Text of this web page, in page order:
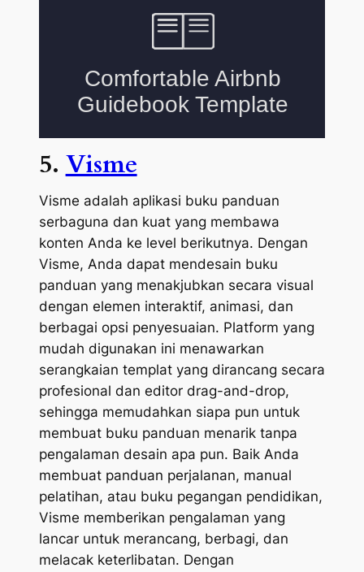
5. Visme
Visme adalah aplikasi buku panduan
serbaguna dan kuat yang membawa
konten Anda ke level berikutnya. Dengan
Visme, Anda dapat mendesain buku
panduan yang menakjubkan secara visual
dengan elemen interaktif, animasi, dan
berbagai opsi penyesuaian. Platform yang
mudah digunakan ini menawarkan
serangkaian templat yang dirancang secara
profesional dan editor drag-and-drop,
sehingga memudahkan siapa pun untuk
membuat buku panduan menarik tanpa
pengalaman desain apa pun. Baik Anda
membuat panduan perjalanan, manual
pelatihan, atau buku pegangan pendidikan,
Visme memberikan pengalaman yang
lancar untuk merancang, berbagi, dan
melacak keterlibatan. Dengan